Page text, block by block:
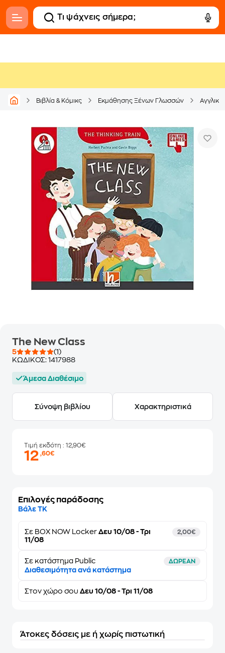
Βιβλία & Κόμικς Εκμάθησης Ξένων Γλωσσών
The New Class
5
(1)
ΚΩΔΙΚΟΣ: 1417988
Άμεσα Διαθέσιμο
Σύνοψη βιβλίου Χαρακτηριστικά
Τιμή εκδότη : 12,90€
12,60€
Επιλογές παράδοσης
Βάλε ΤΚ
Σε BOX NOW Locker Δευ 10/08 - Τρι
11/08
2,00€
Σε κατάστημα Public ΔΩΡΕΑΝ
Διαθεσιμότητα ανά κατάστημα
Στον χώρο σου Δευ 10/08 - Τρι 11/08
Άτοκες δόσεις με ή χωρίς πιστωτική